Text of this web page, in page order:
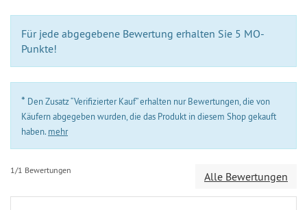
Für jede abgegebene Bewertung erhalten Sie 5 MO-
Punkte!
* Den Zusatz “Verifizierter Kauf” erhalten nur Bewertungen, die von
Käufern abgegeben wurden, die das Produkt in diesem Shop gekauft
haben. mehr
1/1 Bewertungen Alle Bewertungen